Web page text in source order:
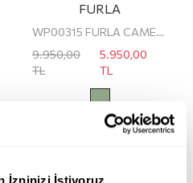
İzninizi İstiyoruz.
FURLA
WP00315 FURLA CAMELIA S COMPACT WALLET
9.950,00
TL
5.950,00
TL